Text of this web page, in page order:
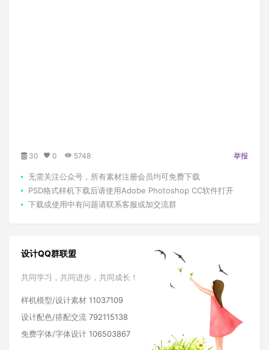
30 0 5748 举报
无需关注公众号，所有素材注册会员均可免费下载
PSD格式样机下载后请使用Adobe Photoshop CC软件打开
下载或使用中有问题请联系客服或加交流群
设计QQ群联盟
共同学习，共同进步，共同成长！
样机模型/设计素材 11037109
设计配色/搭配交流 792115138
免费字体/字体设计 106503867